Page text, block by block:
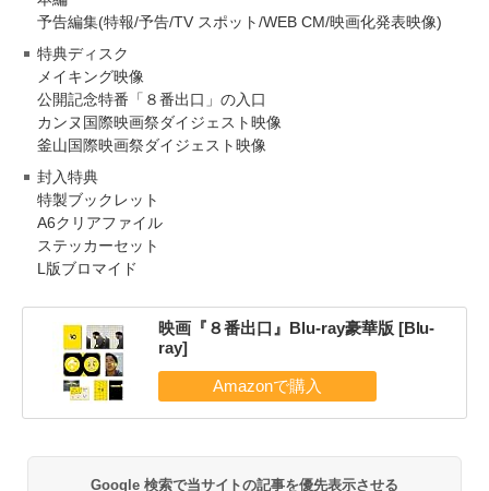
予告編集(特報/予告/TV スポット/WEB CM/映画化発表映像)
特典ディスク
メイキング映像
公開記念特番「８番出口」の入口
カンヌ国際映画祭ダイジェスト映像
釜山国際映画祭ダイジェスト映像
封入特典
特製ブックレット
A6クリアファイル
ステッカーセット
L版ブロマイド
映画『８番出口』Blu-ray豪華版 [Blu-
ray]
Google 検索で当サイトの記事を優先表示させる